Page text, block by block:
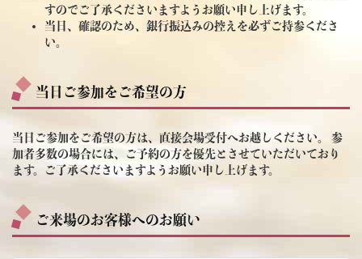
すのでご了承くださいますようお願い申し上げます。
当日、確認のため、銀行振込みの控えを必ずご持参くださ
い。
当日ご参加をご希望の方
当日ご参加をご希望の方は、直接会場受付へお越しください。 参
加者多数の場合には、ご予約の方を優先とさせていただいており
ます。ご了承くださいますようお願い申し上げます。
ご来場のお客様へのお願い